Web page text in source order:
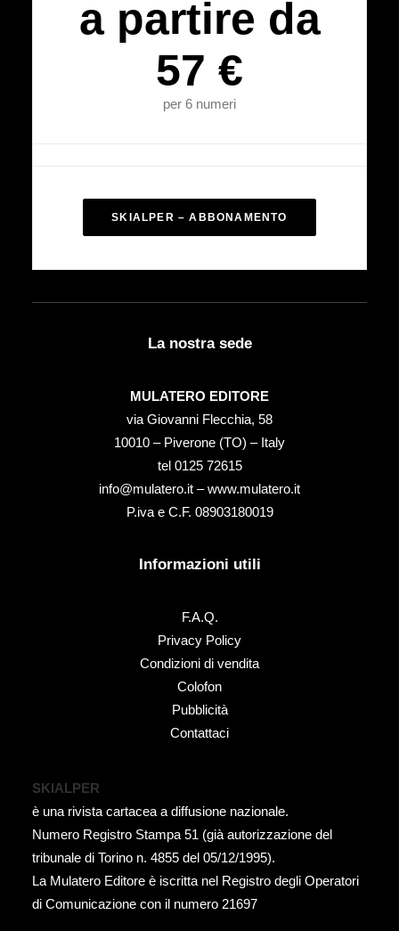
a partire da
57 €
per 6 numeri
SKIALPER – ABBONAMENTO
La nostra sede
MULATERO EDITORE
via Giovanni Flecchia, 58
10010 – Piverone (TO) – Italy
tel ‭0125 72615‬
info@mulatero.it –www.mulatero.it
P.iva e C.F. 08903180019
Informazioni utili
F.A.Q.
Privacy Policy
Condizioni di vendita
Colofon
Pubblicità
Contattaci
SKIALPER
è una rivista cartacea a diffusione nazionale.
Numero Registro Stampa 51 (già autorizzazione del
tribunale di Torino n. 4855 del 05/12/1995).
La Mulatero Editore è iscritta nel Registro degli Operatori
di Comunicazione con il numero 21697